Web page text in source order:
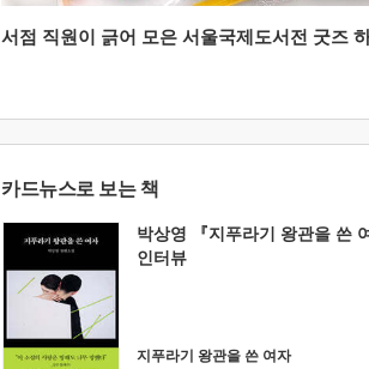
서점 직원이 긁어 모은 서울국제도서전 굿즈
카드뉴스로 보는 책
박상영 『지푸라기 왕관을 쓴
인터뷰
지푸라기 왕관을 쓴 여자